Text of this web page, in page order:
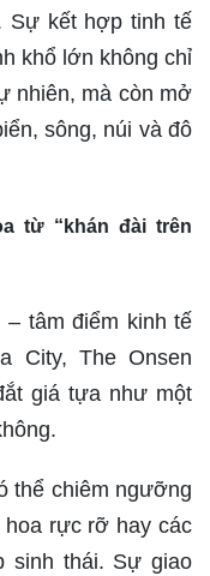
Sự kết hợp tinh tế
khổ lớn không chỉ
nhiên, mà còn mở
sông, núi và đô
từ “khán đài trên
tâm điểm kinh tế
City, The Onsen
giá tựa như một
thể chiêm ngưỡng
rực rỡ hay các
sinh thái. Sự giao